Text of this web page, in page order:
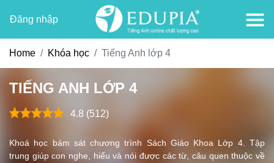
Đăng nhập
Home Khóa học Tiếng Anh lớp 4
TIẾNG ANH LỚP 4
4.8 (512)
Khoá học bám sát chương trình Sách Giáo Khoa Lớp 4. Tập
trung giúp con nghe, hiểu và nói được các từ, câu quen thuộc về